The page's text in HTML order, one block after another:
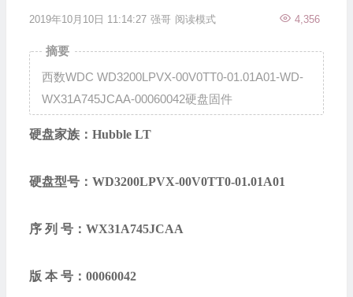
2019年10月10日 11:14:27 强哥 4,356
阅读模式
摘要
西数WDC WD3200LPVX-00V0TT0-01.01A01-WD-
WX31A745JCAA-00060042硬盘固件
硬盘家族：Hubble LT
硬盘型号：WD3200LPVX-00V0TT0-01.01A01
序 列 号： WX31A745JCAA
版 本 号： 00060042